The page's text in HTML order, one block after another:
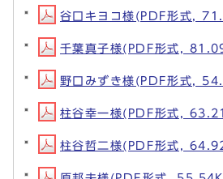
谷口キヨコ様(PDF形式,
千葉真子様(PDF形式,
野口みずき様(PDF形式,
柱谷幸一様(PDF形式,
柱谷哲二様(PDF形式,